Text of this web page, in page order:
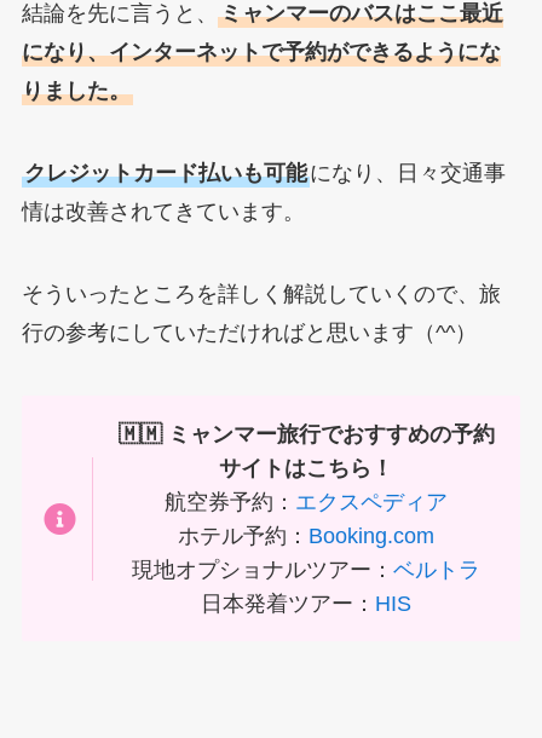
結論を先に言うと、 ミャンマーのバスはここ最近
になり、インターネットで予約ができるようにな
りました。
クレジットカード払いも可能になり、日々交通事
情は改善されてきています。
そういったところを詳しく解説していくので、旅
行の参考にしていただければと思います（^^）
🇲🇲 ミャンマー旅行でおすすめの予約
サイトはこちら！
航空券予約： エクスペディア
ホテル予約： Booking.com
現地オプショナルツアー：ベルトラ
日本発着ツアー： HIS